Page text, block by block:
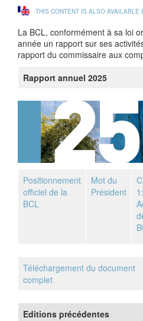
THIS CONTENT IS ALSO AVAILABLE
La BCL, conformément à sa loi
année un rapport sur ses
rapport du commissaire aux
Rapport annuel 2025
Positionnement
officiel de la
BCL
Mot du
Président
1:
Téléchargement du document
complet
Editions précédentes